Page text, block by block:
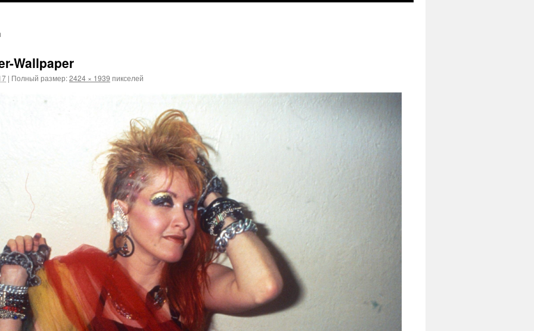
Wallpaper
| Полный размер:2424 × 1939 пикселей